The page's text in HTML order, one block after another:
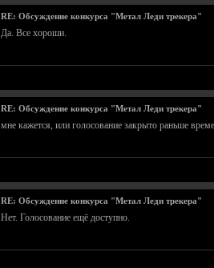
RE: Обсуждение конкурса "Метал Леди трекера"
Да. Все хороши.
RE: Обсуждение конкурса "Метал Леди трекера"
мне кажется, или голосование закрыто раньше
RE: Обсуждение конкурса "Метал Леди трекера"
Нет. Голосование ещё доступно.